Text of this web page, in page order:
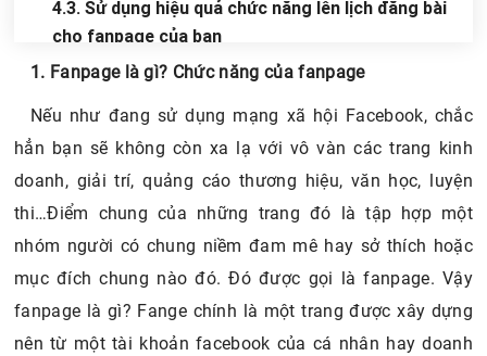
4.3. Sử dụng hiệu quả chức năng lên lịch đăng bài
cho fanpage của bạn
4.4. Xây dựng nội dung định kỳ
4.6. Khách hàng quan tâm đến cả hình ảnh
4.7. Duy trì sự tương tác
4.8. Phân tích và tối ưu hóa nội dung
1. Fanpage là gì? Chức năng của fanpage
Nếu như đang sử dụng mạng xã hội Facebook, chắc
hẳn bạn sẽ không còn xa lạ với vô vàn các trang kinh
doanh, giải trí, quảng cáo thương hiệu, văn học, luyện
thi…Điểm chung của những trang đó là tập hợp một
nhóm người có chung niềm đam mê hay sở thích hoặc
mục đích chung nào đó. Đó được gọi là fanpage. Vậy
fanpage là gì? Fange chính là một trang được xây dựng
nên từ một tài khoản facebook của cá nhân hay doanh